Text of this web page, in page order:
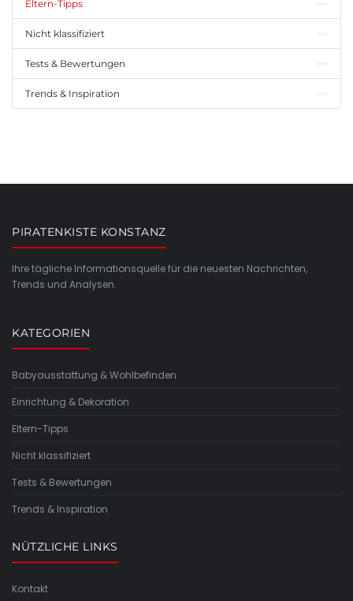
Eltern-Tipps
Nicht klassifiziert
Tests & Bewertungen
Trends & Inspiration
PIRATENKISTE KONSTANZ
Ihre tägliche Informationsquelle für die neuesten Nachrichten,
Trends und Analysen.
KATEGORIEN
Babyausstattung & Wohlbefinden
Einrichtung & Dekoration
Eltern-Tipps
Nicht klassifiziert
Tests & Bewertungen
Trends & Inspiration
NÜTZLICHE LINKS
Kontakt